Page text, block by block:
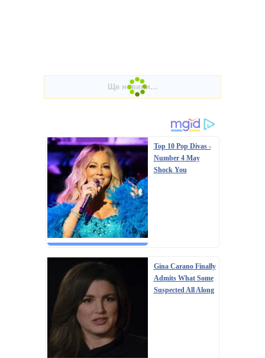
Top 10 Pop Divas -
Number 4 May
Shock You
Gina Carano Finally
Admits What Some
Suspected All Along